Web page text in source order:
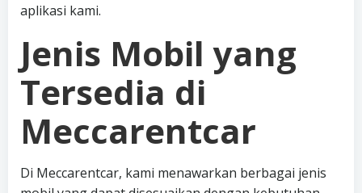
aplikasi kami.
Jenis Mobil yang
Tersedia di
Meccarentcar
Di Meccarentcar, kami menawarkan berbagai jenis